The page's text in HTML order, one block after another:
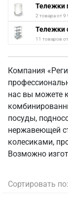
Тележки
2 товара от 9
Тележки
11 товаров
Компания
нас вы можете
посуды,
нержавеющей
колесиками,
Возможно
Сортировать по: